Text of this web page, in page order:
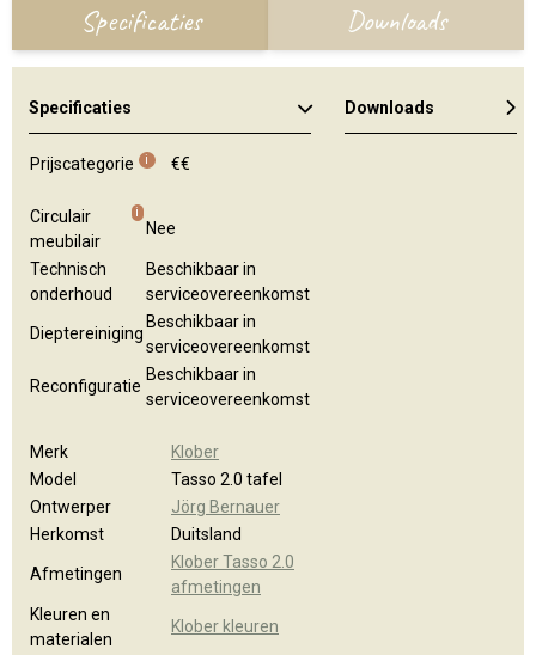
Specificaties Downloads
Specificaties
Prijscategorie i €€
Circulair
meubilair
i
Nee
Technisch
onderhoud
Beschikbaar in
serviceovereenkomst
Dieptereiniging
Beschikbaar in
serviceovereenkomst
Reconfiguratie
Beschikbaar in
serviceovereenkomst
Merk
Klober
Model
Tasso 2.0 tafel
Ontwerper
Jörg Bernauer
Herkomst
Duitsland
Afmetingen
Klober Tasso 2.0
afmetingen
Kleuren en
materialen
Klober kleuren
Downloads